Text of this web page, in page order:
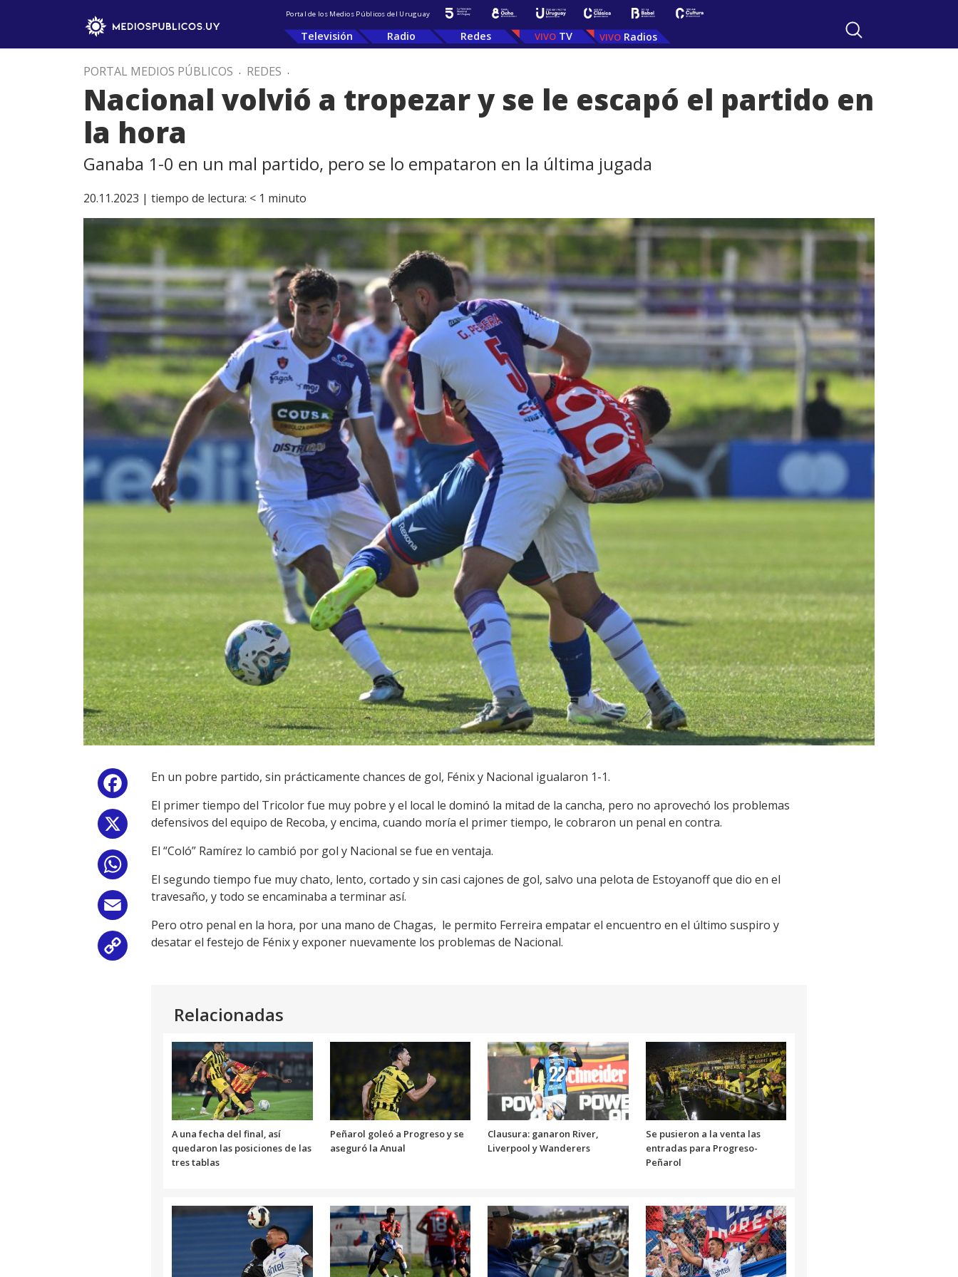
Portal de los Medios Públicos del Uruguay
Televisión Radio Redes TV Radios
PORTAL MEDIOS PÚBLICOS . REDES .
Nacional volvió a tropezar y se le escapó el partido en
la hora
Ganaba 1-0 en un mal partido, pero se lo empataron en la última jugada
20.11.2023 | tiempo de lectura: < 1 minuto
Facebook
Copy
En un pobre partido, sin prácticamente chances de gol, Fénix y Nacional igualaron 1-1.
El primer tiempo del Tricolor fue muy pobre y el local le dominó la mitad de la cancha, pero no aprovechó los problemas
defensivos del equipo de Recoba, y encima, cuando moría el primer tiempo, le cobraron un penal en contra.
El “Coló” Ramírez lo cambió por gol y Nacional se fue en ventaja.
El segundo tiempo fue muy chato, lento, cortado y sin casi cajones de gol, salvo una pelota de Estoyanoff que dio en el
travesaño, y todo se encaminaba a terminar así.
Pero otro penal en la hora, por una mano de Chagas, le permito Ferreira empatar el encuentro en el último suspiro y
desatar el festejo de Fénix y exponer nuevamente los problemas de Nacional.
Relacionadas
A una fecha del final, así
quedaron las posiciones de las
tres tablas
Peñarol goleó a Progreso y se
aseguró la Anual
Clausura: ganaron River,
Liverpool y Wanderers
Se pusieron a la venta las
entradas para Progreso-
Peñarol